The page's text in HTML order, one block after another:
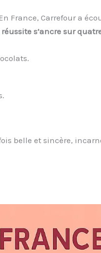
France, Carrefour a
réussite s’ancre sur
belle et sincère,